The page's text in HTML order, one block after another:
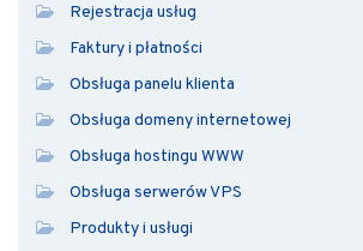
Rejestracja usług
Faktury i płatności
Obsługa panelu klienta
Obsługa domeny internetowej
Obsługa hostingu WWW
Obsługa serwerów VPS
Produkty i usługi